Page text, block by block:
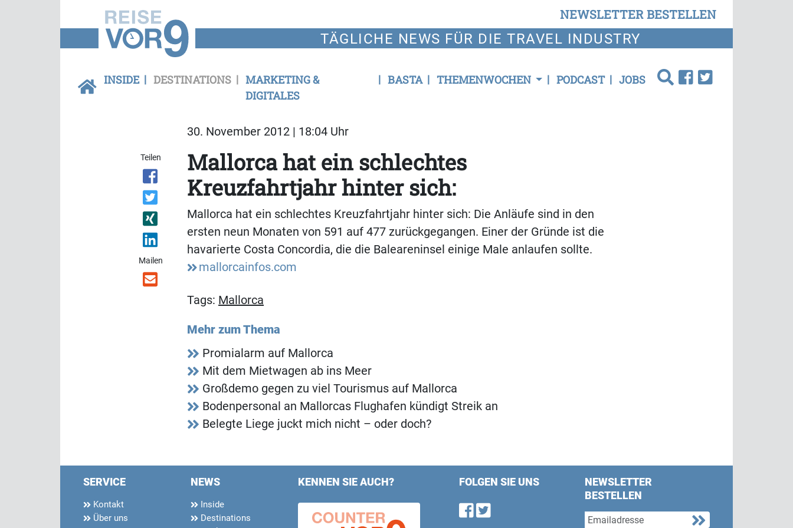
NEWSLETTER BESTELLEN
TÄGLICHE NEWS FÜR DIE TRAVEL INDUSTRY
INSIDE DESTINATIONS
MARKETING &
DIGITALES
BASTA THEMENWOCHEN PODCAST JOBS
30. November 2012 | 18:04 Uhr
Teilen
Mailen
Mallorca hat ein schlechtes
Kreuzfahrtjahr hinter sich:
Mallorca hat ein schlechtes Kreuzfahrtjahr hinter sich: Die Anläufe sind in den
ersten neun Monaten von 591 auf 477 zurückgegangen. Einer der Gründe ist die
havarierte Costa Concordia, die die Baleareninsel einige Male anlaufen sollte.
mallorcainfos.com
Tags: Mallorca
Mehr zum Thema
Promialarm auf Mallorca
Mit dem Mietwagen ab ins Meer
Großdemo gegen zu viel Tourismus auf Mallorca
Bodenpersonal an Mallorcas Flughafen kündigt Streik an
Belegte Liege juckt mich nicht – oder doch?
SERVICE
Kontakt
Über uns
NEWS
Inside
Destinations
KENNEN SIE AUCH? FOLGEN SIE UNS
Find us on Facebook
Follow us on Twitter
NEWSLETTER
BESTELLEN